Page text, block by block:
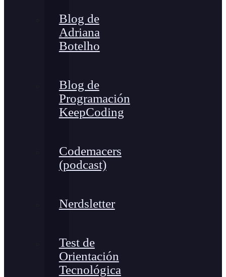
Blog de
Adriana
Botelho
Blog de
Programación
KeepCoding
Codemacers
(podcast)
Nerdsletter
Test de
Orientación
Tecnológica